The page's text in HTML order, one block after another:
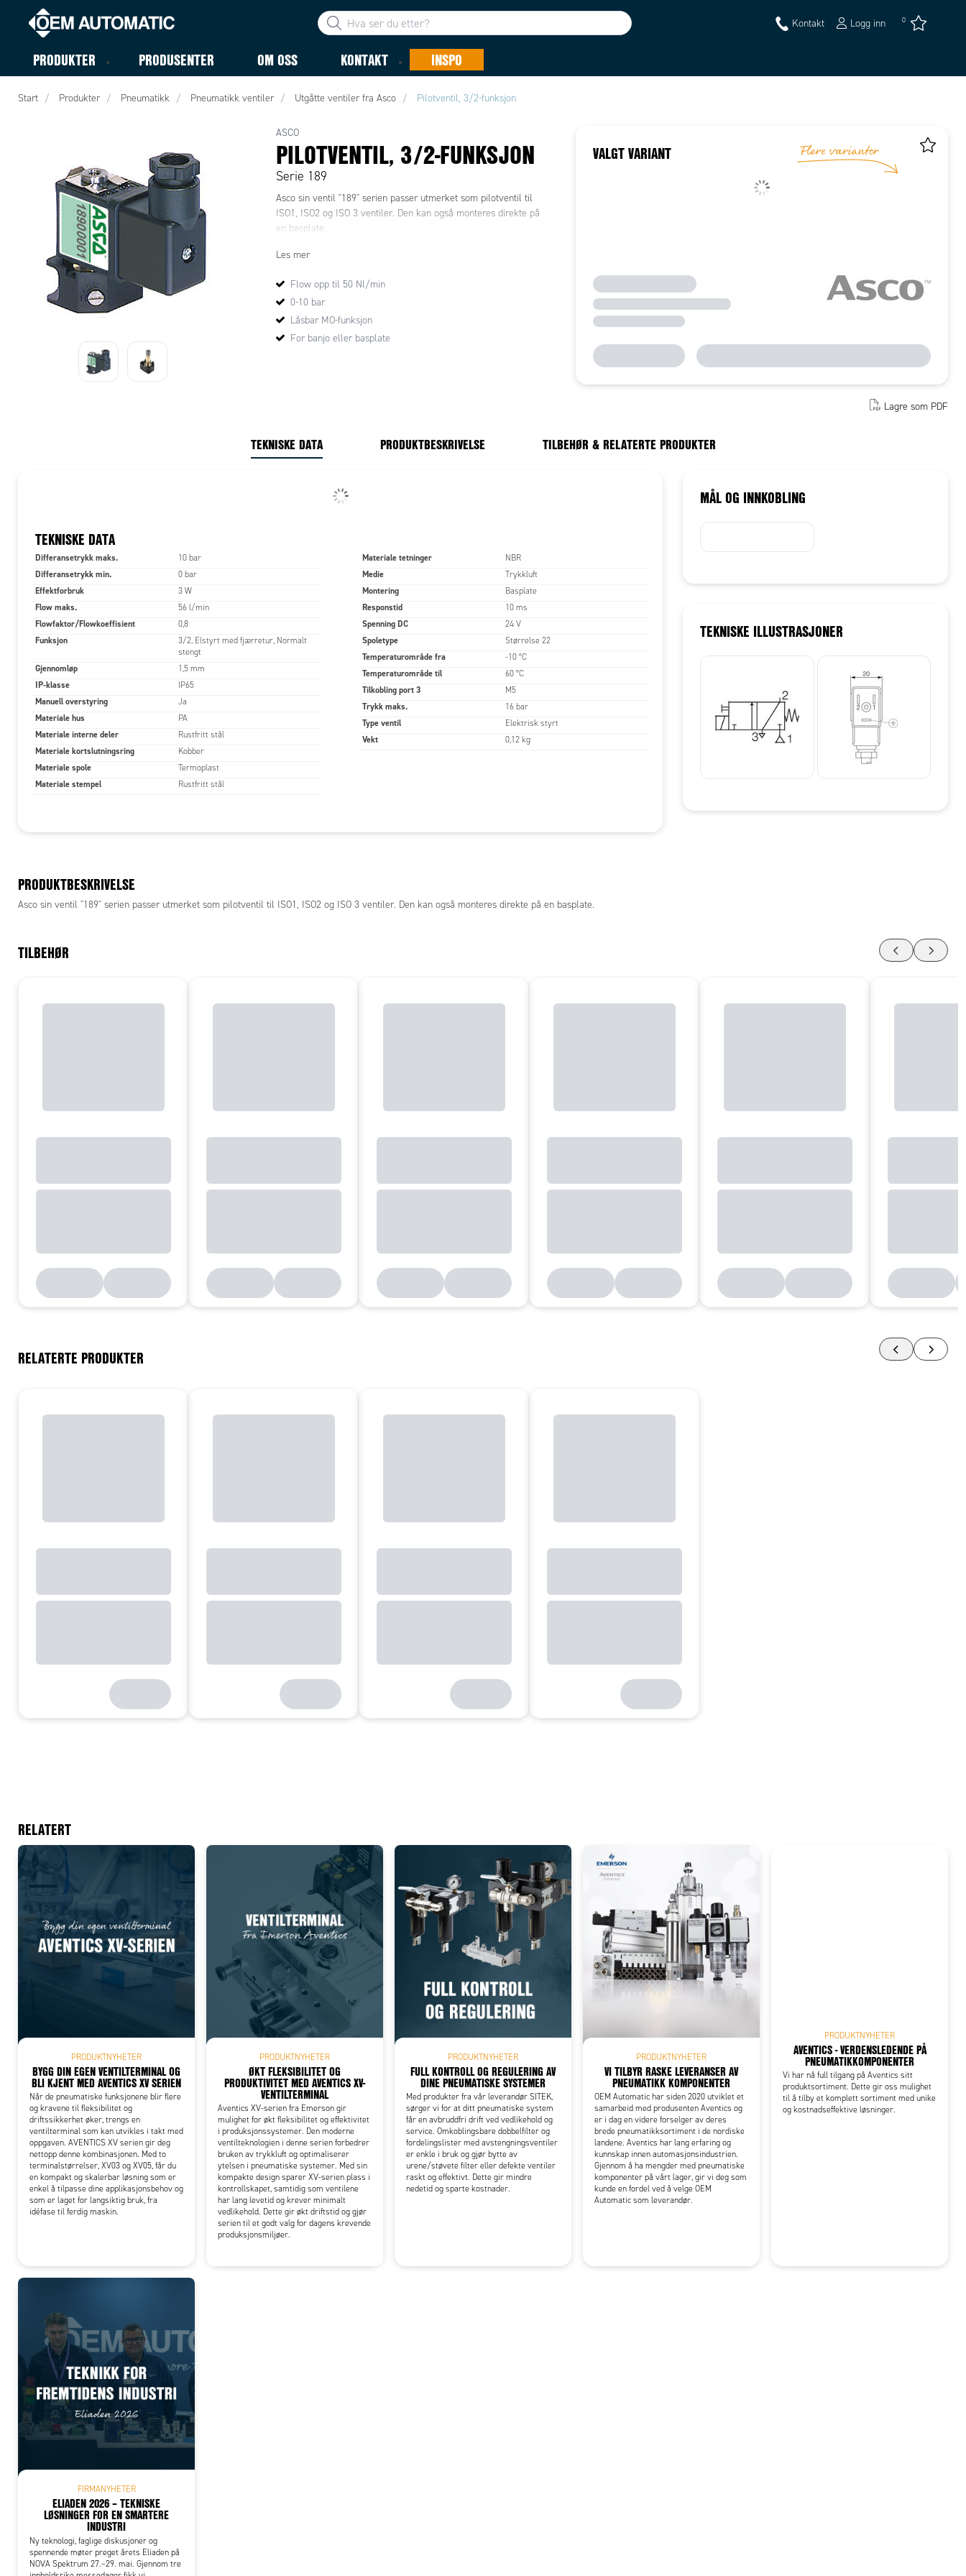
Kontakt Logg inn 0
PRODUKTER PRODUSENTER OM OSS KONTAKT INSPO
Start Produkter Pneumatikk Pneumatikk ventiler Utgåtte ventiler fra Asco Pilotventil, 3/2-funksjon
ASCO
PILOTVENTIL, 3/2-FUNKSJON
Serie 189
Asco sin ventil "189" serien passer utmerket som pilotventil til
ISO1, ISO2 og ISO 3 ventiler. Den kan også monteres direkte på
en basplate.
Les mer
Flow opp til 50 Nl/min
0-10 bar
Låsbar MO-funksjon
For banjo eller basplate
VALGT VARIANT
Lagre som PDF
TEKNISKE DATA PRODUKTBESKRIVELSE TILBEHØR & RELATERTE PRODUKTER
TEKNISKE DATA
Differansetrykk maks. 10 bar
Differansetrykk min. 0 bar
Effektforbruk 3 W
Flow maks. 56 l/min
Flowfaktor/Flowkoeffisient 0,8
Funksjon
3/2, Elstyrt med fjærretur, Normalt
stengt
Gjennomløp 1,5 mm
IP-klasse IP65
Manuell overstyring Ja
Materiale hus PA
Materiale interne deler Rustfritt stål
Materiale kortslutningsring Kobber
Materiale spole Termoplast
Materiale stempel Rustfritt stål
Materiale tetninger NBR
Medie Trykkluft
Montering Basplate
Responstid 10 ms
Spenning DC 24 V
Spoletype Størrelse 22
Temperaturområde fra -10 °C
Temperaturområde til 60 °C
Tilkobling port 3 M5
Trykk maks. 16 bar
Type ventil Elektrisk styrt
Vekt 0,12 kg
MÅL OG INNKOBLING
TEKNISKE ILLUSTRASJONER
PRODUKTBESKRIVELSE
Asco sin ventil "189" serien passer utmerket som pilotventil til ISO1, ISO2 og ISO 3 ventiler. Den kan også monteres direkte på en basplate.
TILBEHØR
RELATERTE PRODUKTER
Add to existing cart row Add as new cart row
RELATERT
PRODUKTNYHETER
BYGG DIN EGEN VENTILTERMINAL OG
BLI KJENT MED AVENTICS XV SERIEN
Når de pneumatiske funksjonene blir flere
og kravene til fleksibilitet og
driftssikkerhet øker, trengs en
ventilterminal som kan utvikles i takt med
oppgaven. AVENTICS XV serien gir deg
nettopp denne kombinasjonen. Med to
terminalstørrelser, XV03 og XV05, får du
en kompakt og skalerbar løsning som er
enkel å tilpasse dine applikasjonsbehov og
som er laget for langsiktig bruk, fra
idéfase til ferdig maskin.
PRODUKTNYHETER
ØKT FLEKSIBILITET OG
PRODUKTIVITET MED AVENTICS XV-
VENTILTERMINAL
Aventics XV-serien fra Emerson gir
mulighet for økt fleksibilitet og effektivitet
i produksjonssystemer. Den moderne
ventilteknologien i denne serien forbedrer
bruken av trykkluft og optimaliserer
ytelsen i pneumatiske systemer. Med sin
kompakte design sparer XV-serien plass i
kontrollskapet, samtidig som ventilene
har lang levetid og krever minimalt
vedlikehold. Dette gir økt driftstid og gjør
serien til et godt valg for dagens krevende
produksjonsmiljøer.
PRODUKTNYHETER
FULL KONTROLL OG REGULERING AV
DINE PNEUMATISKE SYSTEMER
Med produkter fra vår leverandør SITEK,
sørger vi for at ditt pneumatiske system
får en avbruddfri drift ved vedlikehold og
service. Omkoblingsbare dobbelfilter og
fordelingslister med avstengningsventiler
er enkle i bruk og gjør bytte av
urene/støvete filter eller defekte ventiler
raskt og effektivt. Dette gir mindre
nedetid og sparte kostnader.
PRODUKTNYHETER
VI TILBYR RASKE LEVERANSER AV
PNEUMATIKK KOMPONENTER
OEM Automatic har siden 2020 utviklet et
samarbeid med produsenten Aventics og
er i dag en videre forselger av deres
brede pneumatikksortiment i de nordiske
landene. Aventics har lang erfaring og
kunnskap innen automasjonsindustrien.
Gjennom å ha mengder med pneumatiske
komponenter på vårt lager, gir vi deg som
kunde en fordel ved å velge OEM
Automatic som leverandør.
PRODUKTNYHETER
AVENTICS - VERDENSLEDENDE PÅ
PNEUMATIKKOMPONENTER
Vi har nå full tilgang på Aventics sitt
produktsortiment. Dette gir oss mulighet
til å tilby et komplett sortiment med unike
og kostnadseffektive løsninger.
FIRMANYHETER
ELIADEN 2026 – TEKNISKE
LØSNINGER FOR EN SMARTERE
INDUSTRI
Ny teknologi, faglige diskusjoner og
spennende møter preget årets Eliaden på
NOVA Spektrum 27.–29. mai. Gjennom tre